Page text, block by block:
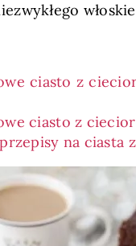
ciasto z
ciasto z
na ciasta